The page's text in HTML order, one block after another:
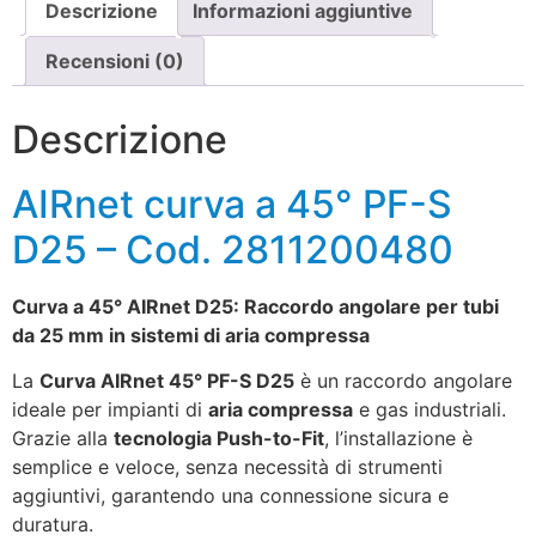
Descrizione Informazioni aggiuntive
Recensioni (0)
Descrizione
AIRnet curva a 45° PF-S
D25 – Cod. 2811200480
Curva a 45° AIRnet D25: Raccordo angolare per tubi
da 25 mm in sistemi di aria compressa
La Curva AIRnet 45° PF-S D25 è un raccordo angolare
ideale per impianti di aria compressa e gas industriali.
Grazie alla tecnologia Push-to-Fit, l’installazione è
semplice e veloce, senza necessità di strumenti
aggiuntivi, garantendo una connessione sicura e
duratura.